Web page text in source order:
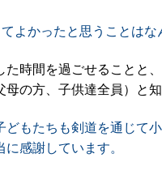
よかったと思うことはな
時間を過ごせることと、
の方、子供達全員）と知
もたちも剣道を通じて
感謝しています。